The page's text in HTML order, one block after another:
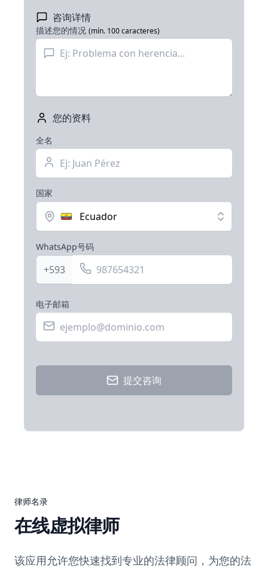
咨询详情
描述您的情况 (mín. 100 caracteres)
您的资料
全名
国家
Ecuador
WhatsApp号码
+593
电子邮箱
提交咨询
律师名录
在线虚拟律师
该应用允许您快速找到专业的法律顾问，为您的法